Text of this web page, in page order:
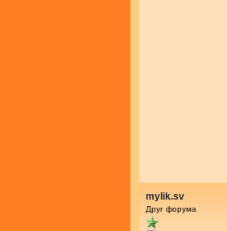
mylik.sv
Друг форума